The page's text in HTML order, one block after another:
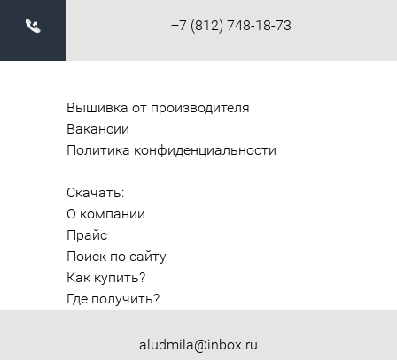
+7 (812) 748-18-73
aludmila@inbox.ru
Вышивка от производителя
Вакансии
Политика конфиденциальности
Скачать:
О компании
Прайс
Поиск по сайту
Как купить?
Где получить?